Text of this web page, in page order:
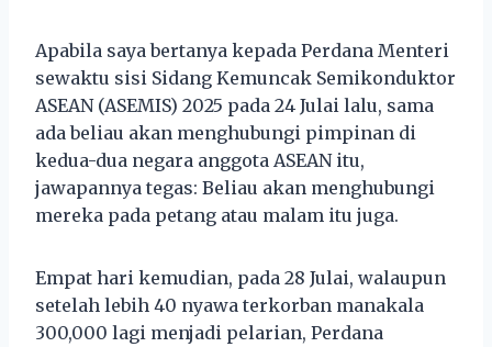
Apabila saya bertanya kepada Perdana Menteri
sewaktu sisi Sidang Kemuncak Semikonduktor
ASEAN (ASEMIS) 2025 pada 24 Julai lalu, sama
ada beliau akan menghubungi pimpinan di
kedua-dua negara anggota ASEAN itu,
jawapannya tegas: Beliau akan menghubungi
mereka pada petang atau malam itu juga.
Empat hari kemudian, pada 28 Julai, walaupun
setelah lebih 40 nyawa terkorban manakala
300,000 lagi menjadi pelarian, Perdana